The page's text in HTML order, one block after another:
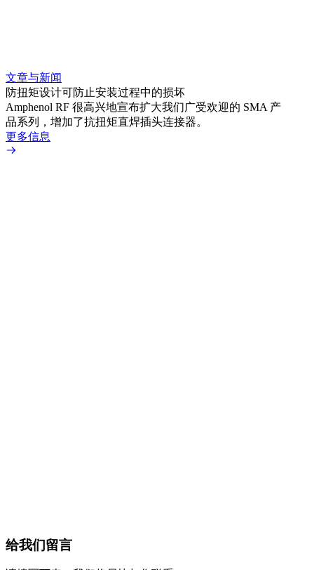
文章与新闻
防扭矩设计可防止安装过程中的损坏
Amphenol RF 很高兴地宣布扩大我们广受欢迎的 SMA 产
品系列，增加了抗扭矩直焊插头连接器。
更多信息
给我们留言